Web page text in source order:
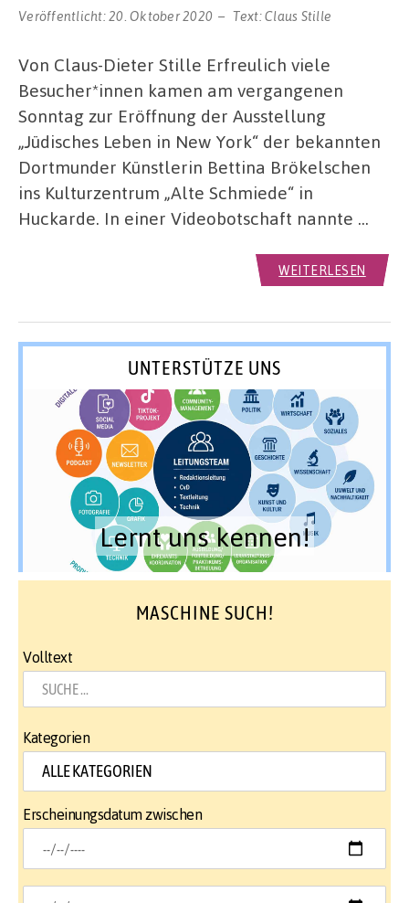
Veröffentlicht:20. Oktober 2020 Text:Claus Stille
Von Claus-Dieter Stille Erfreulich viele
Besucher*innen kamen am vergangenen
Sonntag zur Eröffnung der Ausstellung
„Jüdisches Leben in New York“ der bekannten
Dortmunder Künstlerin Bettina Brökelschen
ins Kulturzentrum „Alte Schmiede“ in
Huckarde. In einer Videobotschaft nannte …
WEITERLESEN
UNTERSTÜTZE UNS
Lernt uns kennen!
MASCHINE SUCH!
Volltext
Kategorien
Erscheinungsdatum zwischen